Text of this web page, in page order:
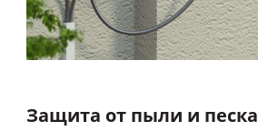
Защита от пыли и песка